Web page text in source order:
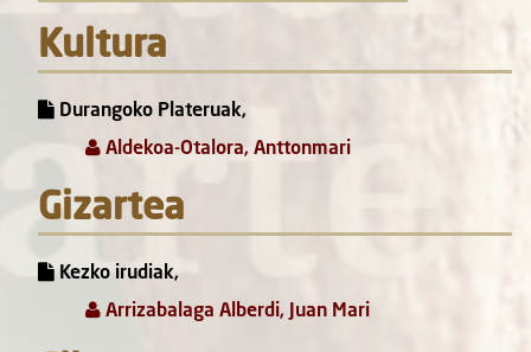
Kultura
Durangoko Plateruak,
Aldekoa-Otalora, Anttonmari
Gizartea
Kezko irudiak,
Arrizabalaga Alberdi, Juan Mari